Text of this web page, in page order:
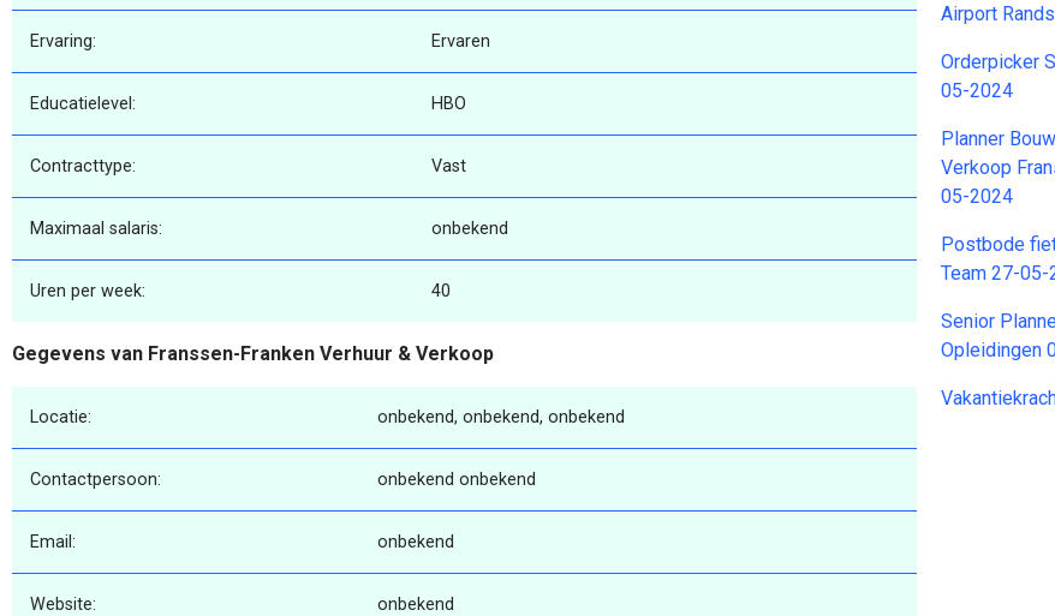
Ervaring: Ervaren
Educatielevel: HBO
Contracttype: Vast
Maximaal salaris: onbekend
Uren per week: 40
Gegevens van Franssen-Franken Verhuur & Verkoop
Locatie: onbekend, onbekend, onbekend
Contactpersoon: onbekend onbekend
Email: onbekend
Website: onbekend
Airport
Orderpicker
05-2024
Planner
Verkoop
05-2024
Postbode
Team 27-05-
Senior
Opleidingen